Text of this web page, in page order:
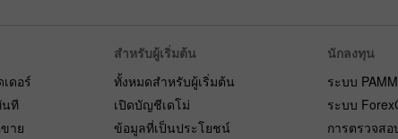
ดอร์
ที
าย
สำหรับผู้เริ่มต้น
ทั้งหมดสำหรับผู้เริ่มต้น
เปิดบัญชีเดโม่
ข้อมูลที่เป็นประโยชน์
นักลงทุน
ระบบ PAMM
ระบบ
การตรวจสอ